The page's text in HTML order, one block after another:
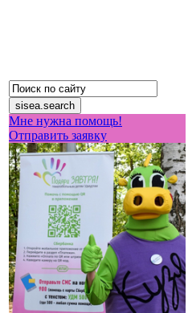
Мне нужна помощь!
Отправить заявку